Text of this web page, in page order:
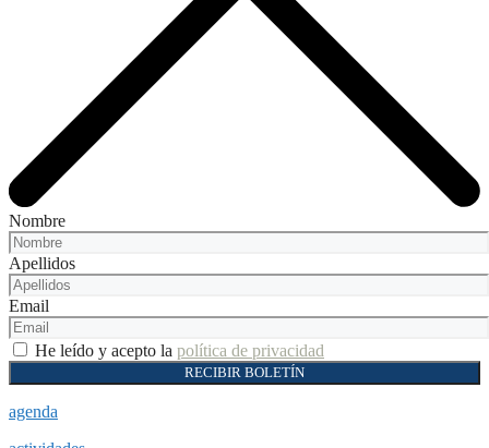
Nombre
Apellidos
Email
He leído y acepto la política de privacidad
RECIBIR BOLETÍN
agenda